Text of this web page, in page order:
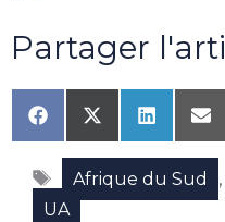
Partager
Share
on
Facebook
Share
on
X
(Twitter)
Share
on
on
Étiquettes
Afrique du Sud ,
UA